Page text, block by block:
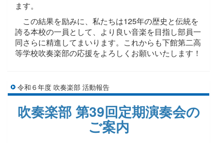
ます。
この結果を励みに、私たちは125年の歴史と伝統を
誇る本校の一員として、より良い音楽を目指し部員一
同さらに精進してまいります。これからも下館第二高
等学校吹奏楽部の応援をよろしくお願いいたします！
令和６年度 吹奏楽部 活動報告
吹奏楽部 第39回定期演奏会の
ご案内